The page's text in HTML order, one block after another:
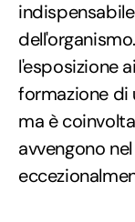
l'esposizione ai
formazione di
ma è
avvengono